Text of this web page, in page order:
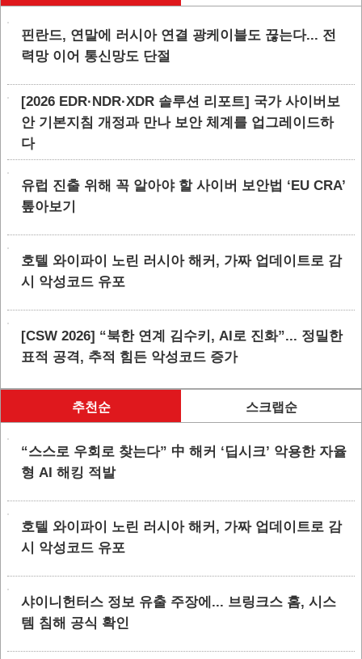
핀란드, 연말에 러시아 연결 광케이블도 끊는다... 전
력망 이어 통신망도 단절
[2026 EDR·NDR·XDR 솔루션 리포트] 국가 사이버보
안 기본지침 개정과 만나 보안 체계를 업그레이드하
다
유럽 진출 위해 꼭 알아야 할 사이버 보안법 ‘EU CRA’
톺아보기
호텔 와이파이 노린 러시아 해커, 가짜 업데이트로 감
시 악성코드 유포
[CSW 2026] “북한 연계 김수키, AI로 진화”... 정밀한
표적 공격, 추적 힘든 악성코드 증가
추천순 스크랩순
“스스로 우회로 찾는다” 中 해커 ‘딥시크’ 악용한 자율
형 AI 해킹 적발
호텔 와이파이 노린 러시아 해커, 가짜 업데이트로 감
시 악성코드 유포
샤이니헌터스 정보 유출 주장에... 브링크스 홈, 시스
템 침해 공식 확인